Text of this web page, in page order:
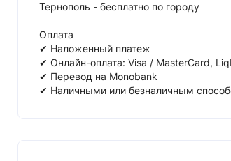
Тернополь - бесплатно по городу
Оплата
✔ Наложенный платеж
✔ Онлайн-оплата: Visa / MasterCard,
✔ Перевод на Monobank
✔ Наличными или безналичным